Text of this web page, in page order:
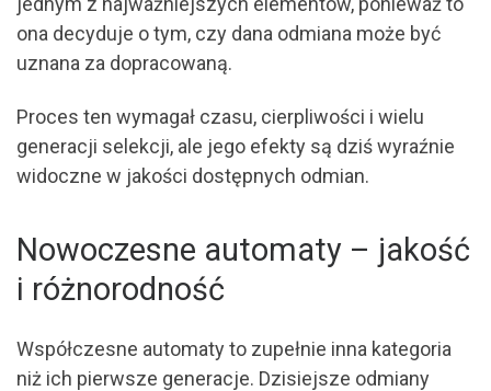
ona decyduje o tym, czy dana odmiana może być
uznana za dopracowaną.
Proces ten wymagał czasu, cierpliwości i wielu
generacji selekcji, ale jego efekty są dziś wyraźnie
widoczne w jakości dostępnych odmian.
Nowoczesne automaty – jakość
i różnorodność
Współczesne automaty to zupełnie inna kategoria
niż ich pierwsze generacje. Dzisiejsze odmiany